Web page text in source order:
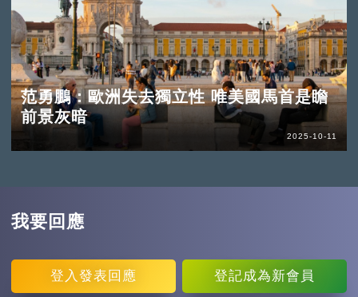
范勇鵬：歐洲失去獨立性 唯美國馬首是瞻
前景灰暗
2025-10-11
我要回應
登入 發表回應 登記成為新會員